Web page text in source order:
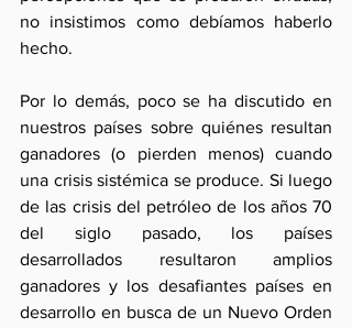
no insistimos como debíamos haberlo
hecho.
Por lo demás, poco se ha discutido en
nuestros países sobre quiénes resultan
ganadores (o pierden menos) cuando
una crisis sistémica se produce. Si luego
de las crisis del petróleo de los años 70
del siglo pasado, los países
desarrollados resultaron amplios
ganadores y los desafiantes países en
desarrollo en busca de un Nuevo Orden